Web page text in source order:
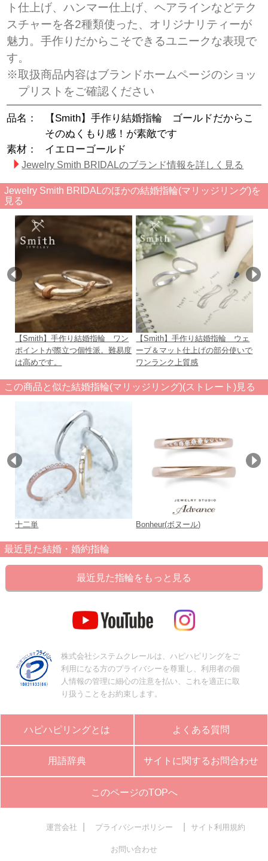
ト仕上げ、ハンマー仕上げ、ヘアラインなどテク
スチャーを各2種類使った、オリジナリティーが
魅力。手作りだからこそできるユニークな表現で
す。
※取扱商品内容はブランドホームページのショッ
プリストをご確認ください
品名：
【Smith】手作り結婚指輪 ゴールドだからこ
そのぬくもり感！が素敵です
素材：
イエローゴールド
Jewelry Smith BRIDALのブランド情報を詳しく見る
Jewelry Smith BRIDALのほかの結婚指輪(マリッジリング)を
見る
【Smith】手作り結婚指輪 ワン
ポイントが際立つ個性派。難易度
は高めです。
【Smith】手作り結婚指輪 ウェ
ーブ＆マット仕上げの部分使いで
ワンランク上質感
この商品と似た結婚指輪(マリッジリング)(ストレート)見る
十二単 Bonheur(ボヌール)
最近見た結婚・婚約指輪
最近見た指輪をもっと見る
株式会社システムクレールは、ハピハピリングをご
利用になる方のプライバシーを尊重し、利用者の個
人情報の管理に細心の注意を払い、これを適正に取
り扱うことをお約束します。
ハピハピリングとは よくある質問
用語辞典 サイトに関するお問合わせ
このページのTOPへ
運営会社 プライバシーポリシー サイト利用規約
お問い合わせ